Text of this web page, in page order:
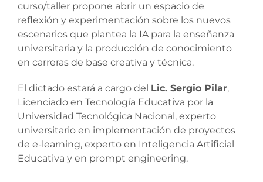
curso/taller propone abrir un espacio de
reflexión y experimentación sobre los nuevos
escenarios que plantea la IA para la enseñanza
universitaria y la producción de conocimiento
en carreras de base creativa y técnica.
El dictado estará a cargo del Lic. Sergio Pilar,
Licenciado en Tecnología Educativa por la
Universidad Tecnológica Nacional, experto
universitario en implementación de proyectos
de e-learning, experto en Inteligencia Artificial
Educativa y en prompt engineering.